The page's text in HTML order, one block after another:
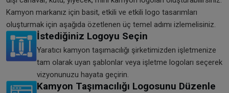
Kamyon markanız için basit, etkili ve etkili logo tasarımları
oluşturmak için aşağıda özetlenen üç temel adımı izlemelisiniz.
İstediğiniz Logoyu Seçin
Yaratıcı kamyon taşımacılığı şirketimizden işletmenize
tam olarak uyan şablonlar veya işletme logoları seçerek
vizyonunuzu hayata geçirin.
Kamyon Taşımacılığı Logosunu Düzenle